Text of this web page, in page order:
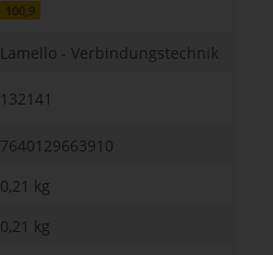
100,9
Lamello - Verbindungstechnik
132141
7640129663910
0,21 kg
0,21 kg